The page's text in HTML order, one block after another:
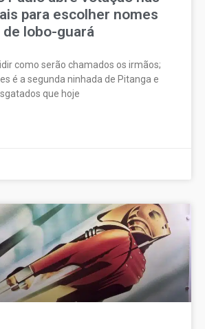
para escolher nomes
lobo-guará
como serão chamados os irmãos;
é a segunda ninhada de Pitanga e
que hoje